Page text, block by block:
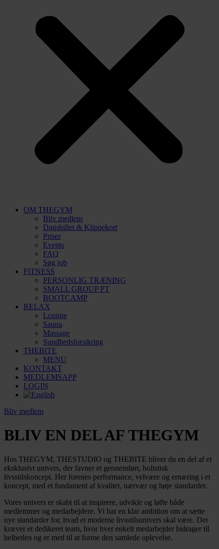
OM THEGYM
Bliv medlem
Dagsbillet & Klippekort
Priser
Events
FAQ
Søg job
FITNESS
PERSONLIG TRÆNING
SMALL GROUP PT
BOOTCAMP
RELAX
Lounge
Sauna
Massage
Sundhedsforsikring
THEBITE
MENU
KONTAKT
MEDLEMSAPP
LOGIN
Bliv medlem
BLIV EN DEL AF THEGYM
Hos THEGYM, THESTUDIO og THEBITE bliver du en del af et
eksklusivt univers, der favner et gennemført, holistisk
livsstilskoncept. Her forenes performance, velvære og ernæring i et
koncept, med et fundament af kvalitet, nærvær og høje standarder.
Vores univers er skabt til at inspirere, udvikle og løfte både
medlemmer og medarbejdere. Vi har en klar ambition om at sætte
nye standarder for, hvad et moderne livsstilsunivers skal være. Det
kræver et dedikeret team, hvor hver enkelt medarbejder bidrager til
helheden og er med til at forme den samlede oplevelse.